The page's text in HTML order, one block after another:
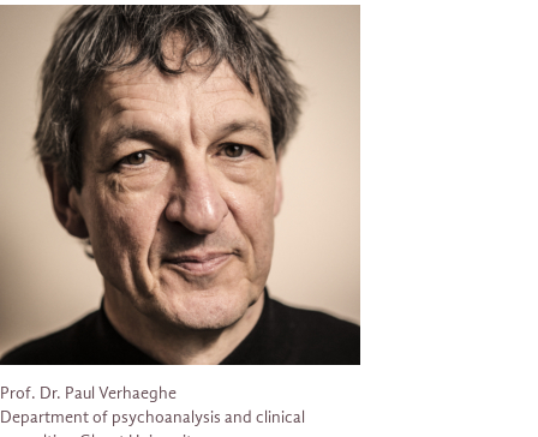
Prof. Dr. Paul Verhaeghe
Department of psychoanalysis and clinical